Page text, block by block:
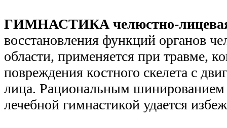
ГИМНАСТИКА челюстно-
восстановления функций органов
области, применяется при травме,
повреждения костного скелета с
лица. Рациональным шинированием
лечебной гимнастикой удается